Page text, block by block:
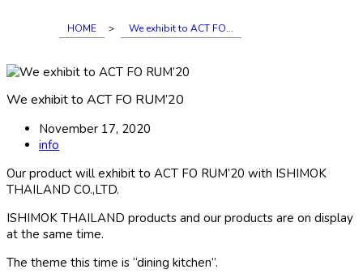
HOME > We exhibit to ACT FO...
We exhibit to ACT FO RUM’20
November 17, 2020
info
Our product will exhibit to ACT FO RUM’20 with ISHIMOK
THAILAND CO.,LTD.
ISHIMOK THAILAND products and our products are on display
at the same time.
The theme this time is “dining kitchen”.